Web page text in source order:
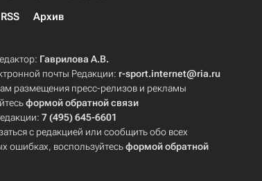
RSS Архив
Гаврилова А.В.
почты Редакции: r-sport.internet@ria.ru
размещения пресс-релизов и рекламы
формой обратной связи
7 (495) 645-6601
с редакцией или сообщить обо всех
ошибках, воспользуйтесьформой обратной